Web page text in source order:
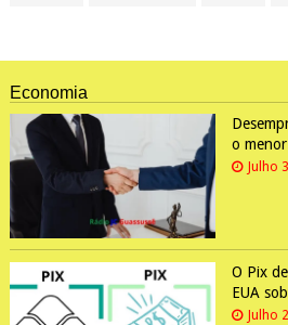
Economia
o
Julho
O Pix
EUA
Julho